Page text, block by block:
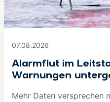
07.08.2026
Alarmflut im
Warnungen
Mehr Daten versprechen